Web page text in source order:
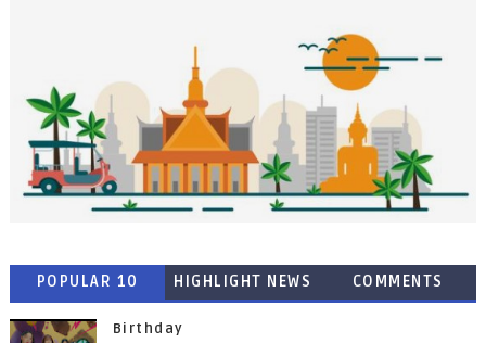
POPULAR 10 HIGHLIGHT NEWS COMMENTS
Birthday